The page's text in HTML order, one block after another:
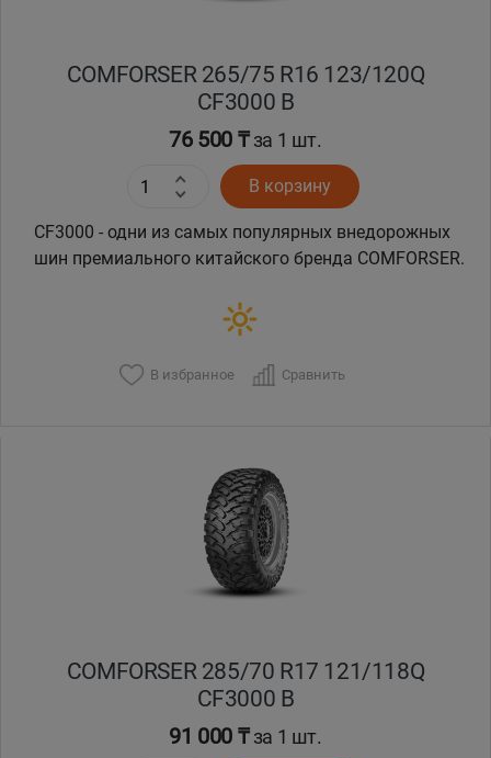
COMFORSER 265/75 R16 123/120Q
CF3000 B
76 500 ₸за 1 шт.
В корзину
CF3000 - одни из самых популярных внедорожных
шин премиального китайского бренда COMFORSER.
В избранное Сравнить
COMFORSER 285/70 R17 121/118Q
CF3000 B
91 000 ₸за 1 шт.